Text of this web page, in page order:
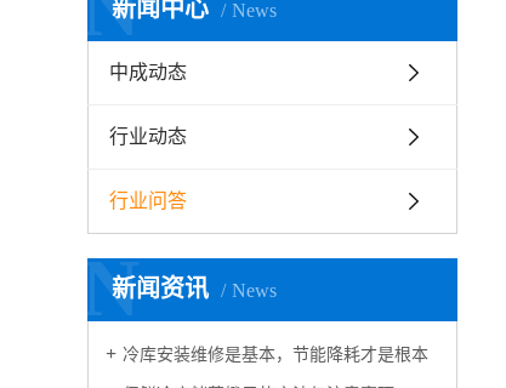
新闻中心 News
中成动态
行业动态
行业问答
新闻资讯 News
N
冷库安装维修是基本，节能降耗才是根本